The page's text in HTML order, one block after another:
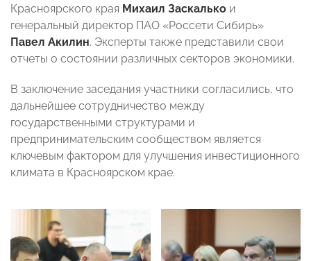
Красноярского края Михаил Заскалько и
генеральный директор ПАО «Россети Сибирь»
Павел Акилин. Эксперты также представили свои
отчеты о состоянии различных секторов экономики.
В заключение заседания участники согласились, что
дальнейшее сотрудничество между
государственными структурами и
предпринимательским сообществом является
ключевым фактором для улучшения инвестиционного
климата в Красноярском крае.